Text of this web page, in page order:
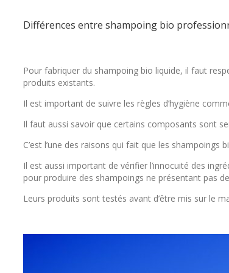
Différences entre shampoing bio
Pour fabriquer du shampoing bio liquide, il faut
produits existants.
Il est important de suivre les règles d’hygiène
Il faut aussi savoir que certains composants sont
C’est l’une des raisons qui fait que les shampoings
Il est aussi important de vérifier l’innocuité des
pour produire des shampoings ne présentant pas de
Leurs produits sont testés avant d’être mis sur le